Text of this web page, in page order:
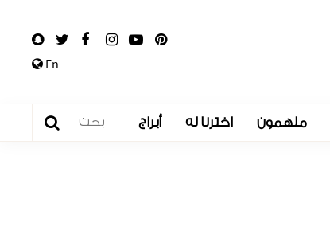
En
ملهمون اخترنا له أبراج